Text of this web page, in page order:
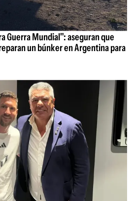
Guerra Mundial": aseguran que
un búnker en Argentina para